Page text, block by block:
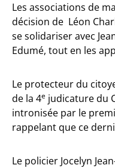
Les associations de
décision de Léon
se solidariser avec
Edumé, tout en les
Le protecteur du
de la 4e judicature du
intronisée par le
rappelant que ce
Le policier Jocelyn